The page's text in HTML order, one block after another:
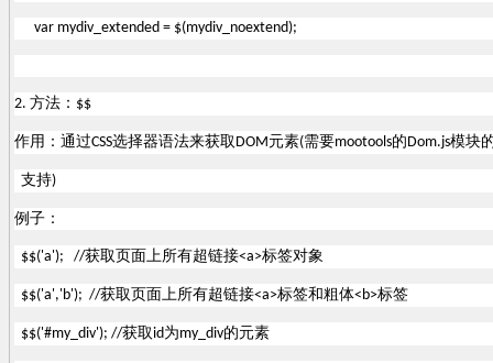
var mydiv_extended = $(mydiv_noextend);
2. 方法： $$
作用：通过CSS选择器语法来获取 DOM元素(需要mootools的Dom.js模块
支持)
例子：
$$('a'); //获取页面上所有超链接<a>标签对象
$$('a','b'); //获取页面上所有超链接<a>标签和粗体<b>标签
$$('#my_div'); //获取 id为my_div的元素